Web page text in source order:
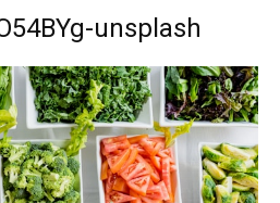
unsplash